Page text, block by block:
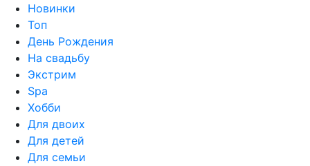
Новинки
Топ
День Рождения
На свадьбу
Экстрим
Spa
Хобби
Для двоих
Для детей
Для семьи